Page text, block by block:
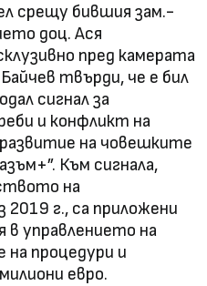
срещу бившия зам.-
доц. Ася
пред камерата
твърди, че е бил
сигнал за
и конфликт на
на човешките
Към сигнала,
на
г., са приложени
в управлението на
на процедури и
евро.